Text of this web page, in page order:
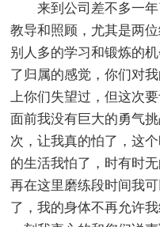
来到公司差不多一
教导和照顾，尤其是两
别人多的学习和锻炼的
了归属的感觉，你们对
上你们失望过，但这次
面前我没有巨大的勇气
次，让我真的怕了，这
的生活我怕了，时有时
再在这里磨练段时间我
了，我的身体不再允许